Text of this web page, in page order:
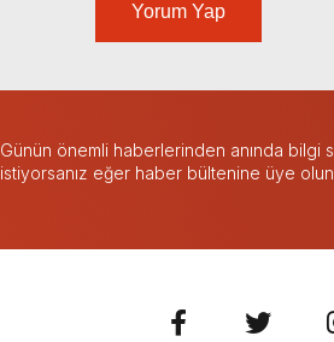
Yorum Yap
Günün önemli haberlerinden anında bilgi
istiyorsanız eğer haber bültenine üye